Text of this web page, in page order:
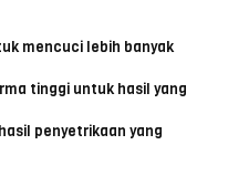
mencuci lebih banyak
tinggi untuk hasil yang
penyetrikaan yang